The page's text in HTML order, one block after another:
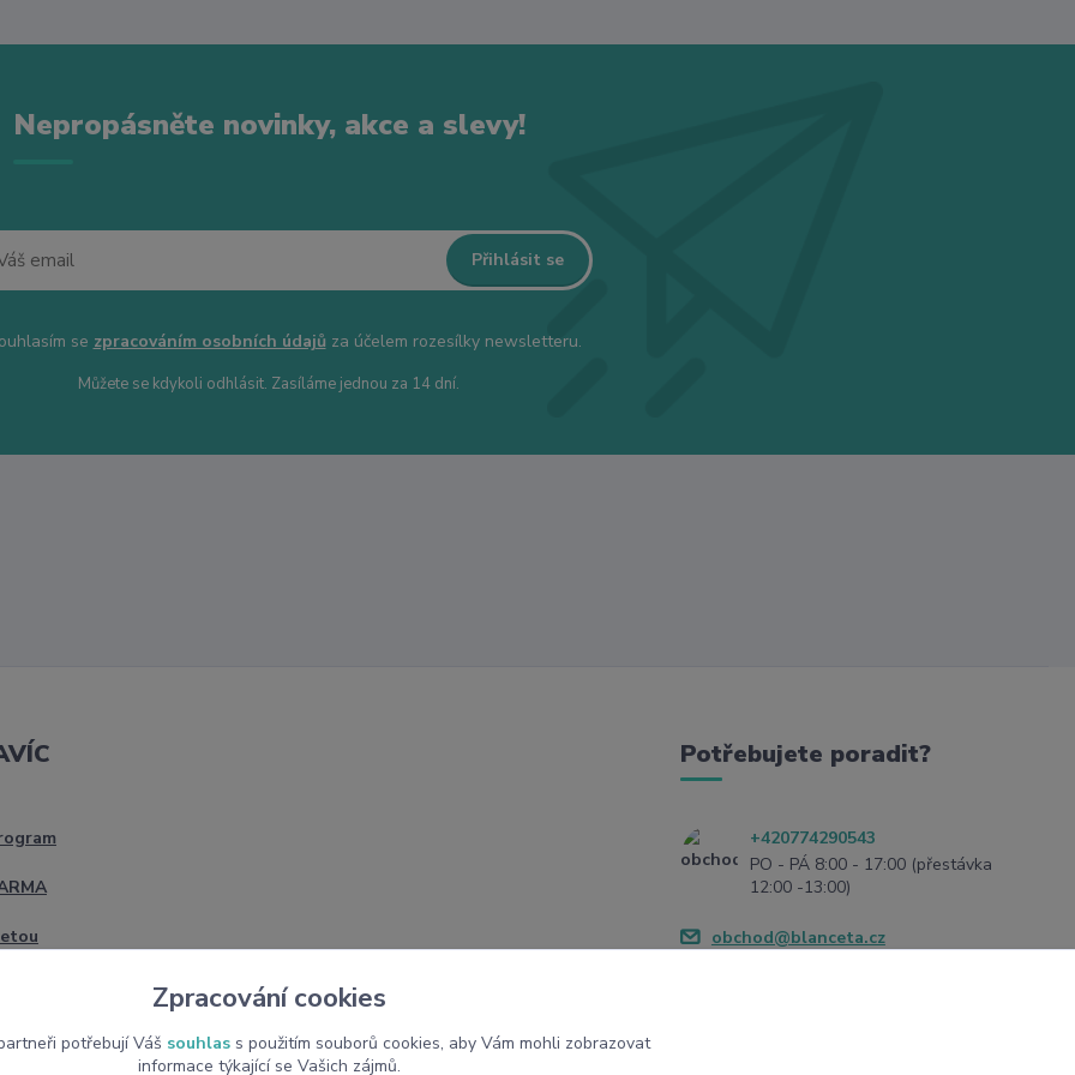
Nepropásněte novinky, akce a slevy!
Přihlásit se
se zpracováním osobních údajů za účelem rozesílky newsletteru.
Můžete se kdykoli odhlásit. Zasíláme jednou za 14 dní.
Potřebujete poradit?
+420774290543
PO - PÁ 8:00 - 17:00 (přestávka
12:00 -13:00)
obchod@blanceta.cz
Zpracování cookies
potřebují Váš souhlass použitím souborů cookies, aby Vám mohli zobrazovat
informace týkající se Vašich zájmů.